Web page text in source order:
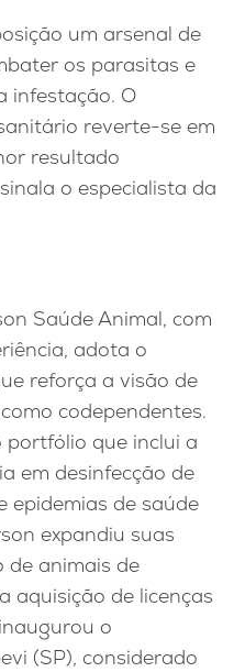
um arsenal de
os parasitas e
infestação. O
reverte-se em
resultado
o especialista da
Saúde Animal, com
adota o
reforça a visão de
codependentes.
portfólio que inclui a
em desinfecção de
epidemias de saúde
expandiu suas
de animais de
aquisição de licenças
o
(SP), considerado